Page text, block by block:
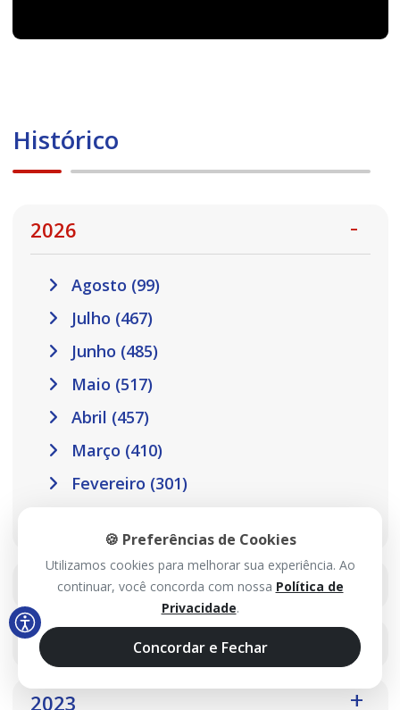
Histórico
2026
Agosto (99)
Julho (467)
Junho (485)
Maio (517)
Abril (457)
Março (410)
Fevereiro (301)
2025
2024
2023
🍪 Preferências de Cookies
Utilizamos cookies para melhorar sua experiência. Ao
continuar, você concorda com nossa Política de
Privacidade.
Concordar e Fechar